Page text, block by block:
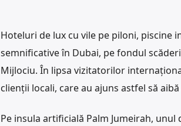
Hoteluri de lux cu vile pe piloni, piscine
semnificative în Dubai, pe fondul
Mijlociu. În lipsa vizitatorilor
clienții locali, care au ajuns astfel să
Pe insula artificială Palm Jumeirah,